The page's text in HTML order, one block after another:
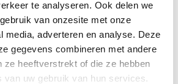
te analyseren. Ook delen we
van onzesite met onze
media, adverteren en analyse. Deze
gegevens combineren met andere
ze heeftverstrekt of die ze hebben
uw gebruik van hun services.
Utrecht Tjitkse de Groot. Zij
gebruik van de zogenaamde ‘ouder-
en op scholen.
bijdrages